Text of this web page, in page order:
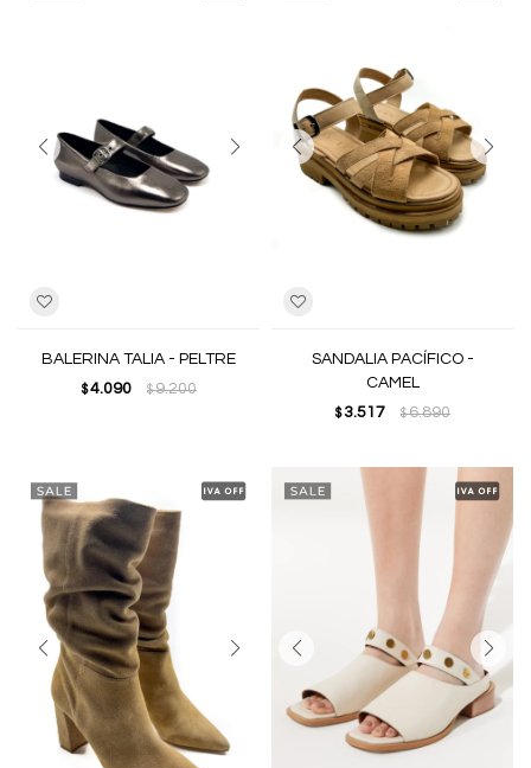
BALERINA TALIA - PELTRE
$ 4.090 $9.200
SANDALIA PACÍFICO -
CAMEL
$ 3.517 $6.890